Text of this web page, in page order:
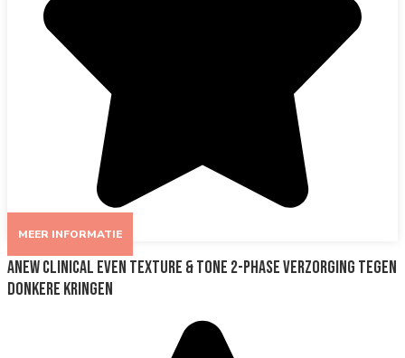
MEER INFORMATIE
ANEW Clinical Even Texture & Tone 2-phase Verzorging tegen
Donkere Kringen